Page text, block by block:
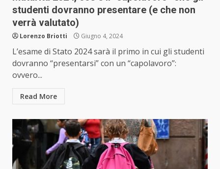
studenti dovranno presentare (e che non
verrà valutato)
Lorenzo Briotti Giugno 4, 2024
L’esame di Stato 2024 sarà il primo in cui gli studenti
dovranno “presentarsi” con un “capolavoro”:
ovvero...
Read More